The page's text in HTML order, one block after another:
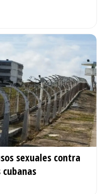
sexuales contra